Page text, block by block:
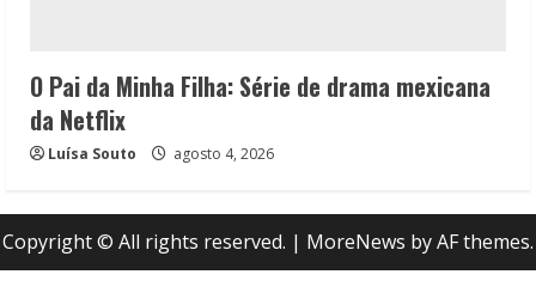
O Pai da Minha Filha: Série de drama mexicana
da Netflix
Luísa Souto agosto 4, 2026
Copyright © All rights reserved. | MoreNews by AF themes.